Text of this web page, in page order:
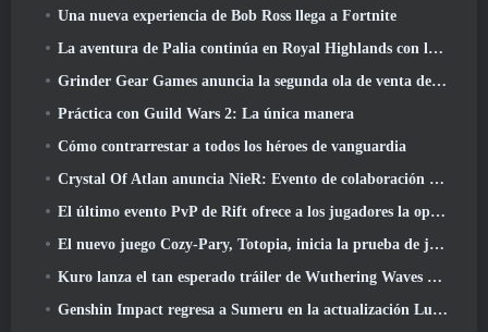
Una nueva experiencia de Bob Ross llega a Fortnite
La aventura de Palia continúa en Royal Highlands con la actualización de hoy
Grinder Gear Games anuncia la segunda ola de venta de entradas para ExileCon
Práctica con Guild Wars 2: La única manera
Cómo contrarrestar a todos los héroes de vanguardia
Crystal Of Atlan anuncia NieR: Evento de colaboración de autómatas
El último evento PvP de Rift ofrece a los jugadores la oportunidad de ganar hasta 4000 Créditos y un nuevo título
El nuevo juego Cozy-Pary, Totopia, inicia la prueba de juego beta cerrada
Kuro lanza el tan esperado tráiler de Wuthering Waves Cyberpunk: Cruce de Edgerunners
Genshin Impact regresa a Sumeru en la actualización Luna VII